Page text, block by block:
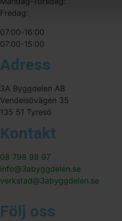
Fredag:
07:00-16:00
07:00-15:00
Adress
3A Byggdelen AB
Vendelsövägen 35
135 51 Tyresö
Kontakt
08 798 98 97
info@3abyggdelen.se
verkstad@3abyggdelen.se
Följ oss